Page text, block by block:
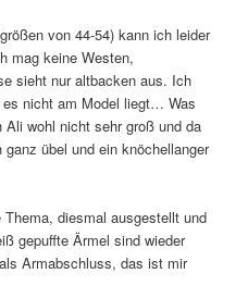
von 44-54) kann ich leider
mag keine Westen,
sieht nur altbacken aus. Ich
nicht am Model liegt… Was
wohl nicht sehr groß und da
übel und ein knöchellanger
diesmal ausgestellt und
gepuffte Ärmel sind wieder
Armabschluss, das ist mir